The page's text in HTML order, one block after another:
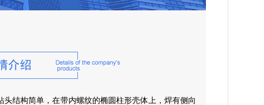
结构简单，在带内螺纹的椭圆柱形壳体上，焊有侧向